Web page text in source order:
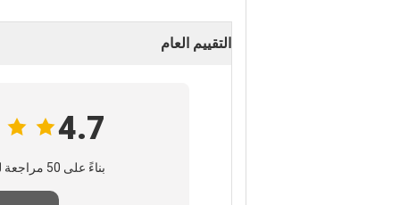
التقييم العام
4.7
بناءً على 50 مراجعة لهذا المورد